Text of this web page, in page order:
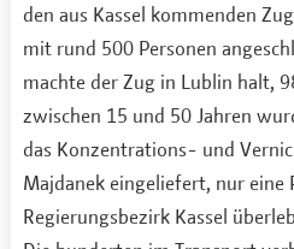
den aus Kassel kommenden
mit rund 500 Personen
machte der Zug in Lublin halt,
zwischen 15 und 50 Jahren
das Konzentrations- und
Majdanek eingeliefert, nur eine
Regierungsbezirk Kassel